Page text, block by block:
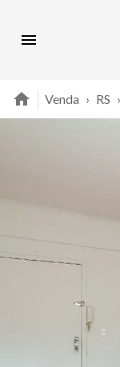
Venda › RS ›